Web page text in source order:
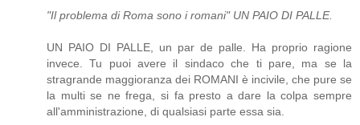
"Il problema di Roma sono i romani" UN PAIO DI PALLE.
UN PAIO DI PALLE, un par de palle. Ha proprio ragione
invece. Tu puoi avere il sindaco che ti pare, ma se la
stragrande maggioranza dei ROMANI è incivile, che pure se
la multi se ne frega, si fa presto a dare la colpa sempre
all'amministrazione, di qualsiasi parte essa sia.